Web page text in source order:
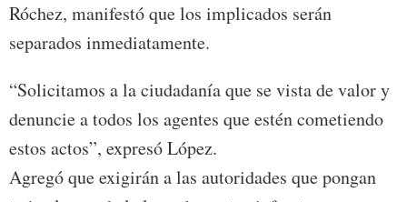
Róchez, manifestó que los implicados serán
separados inmediatamente.
“Solicitamos a la ciudadanía que se vista de valor y
denuncie a todos los agentes que estén cometiendo
estos actos”, expresó López.
Agregó que exigirán a las autoridades que pongan